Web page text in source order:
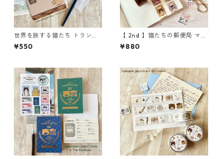
世界を旅する猫たち トランク
カード
¥550
【 2nd 】猫たちの郵便局 マス
キングテープ
¥880